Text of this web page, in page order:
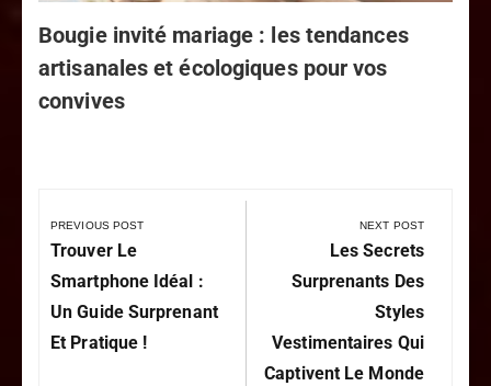
Bougie invité mariage : les tendances
artisanales et écologiques pour vos
convives
PREVIOUS POST
Trouver Le
Smartphone Idéal :
Un Guide Surprenant
Et Pratique !
NEXT POST
Les Secrets
Surprenants Des
Styles
Vestimentaires Qui
Captivent Le Monde